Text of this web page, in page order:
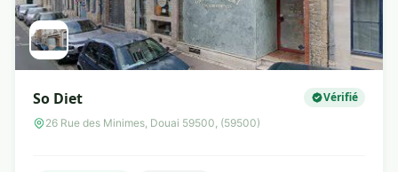
So Diet Vérifié
26 Rue des Minimes, Douai 59500, (59500)